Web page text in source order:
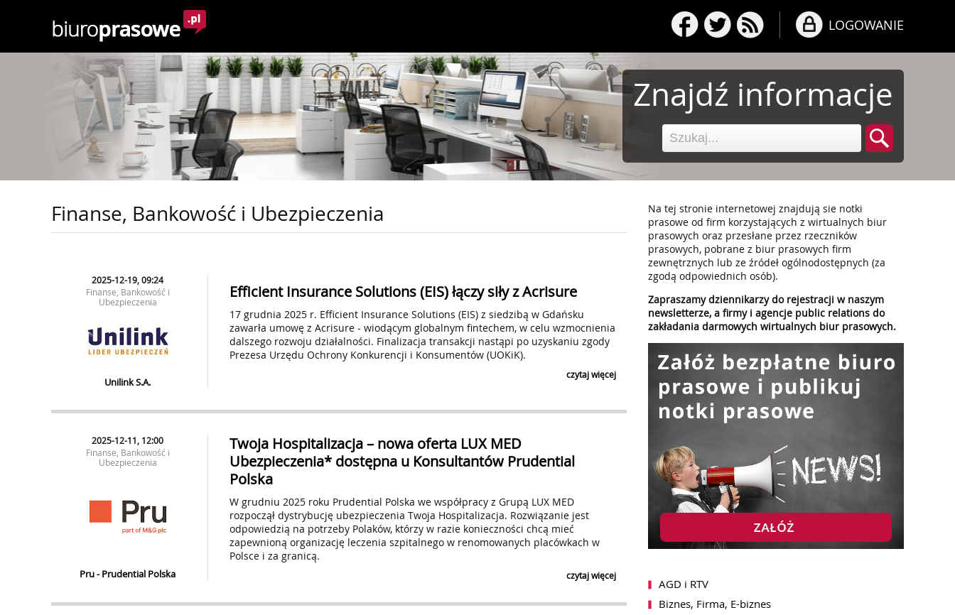
LOGOWANIE
Znajdź informacje
Finanse, Bankowość i Ubezpieczenia
2025-12-19, 09:24
Finanse, Bankowość i
Ubezpieczenia
Unilink S.A.
Efficient Insurance Solutions (EIS) łączy siły z Acrisure
17 grudnia 2025 r. Efficient Insurance Solutions (EIS) z siedzibą w Gdańsku
zawarła umowę z Acrisure - wiodącym globalnym fintechem, w celu wzmocnienia
dalszego rozwoju działalności. Finalizacja transakcji nastąpi po uzyskaniu zgody
Prezesa Urzędu Ochrony Konkurencji i Konsumentów (UOKiK).
czytaj więcej
2025-12-11, 12:00
Finanse, Bankowość i
Ubezpieczenia
Pru - Prudential Polska
Twoja Hospitalizacja – nowa oferta LUX MED
Ubezpieczenia* dostępna u Konsultantów Prudential
Polska
W grudniu 2025 roku Prudential Polska we współpracy z Grupą LUX MED
rozpoczął dystrybucję ubezpieczenia Twoja Hospitalizacja. Rozwiązanie jest
odpowiedzią na potrzeby Polaków, którzy w razie konieczności chcą mieć
zapewnioną organizację leczenia szpitalnego w renomowanych placówkach w
Polsce i za granicą.
czytaj więcej
Na tej stronie internetowej znajdują sie notki
prasowe od firm korzystających z wirtualnych biur
prasowych oraz przesłane przez rzeczników
prasowych, pobrane z biur prasowych firm
zewnętrznych lub ze źródeł ogólnodostępnych (za
zgodą odpowiednich osób).
Zapraszamy dziennikarzy do rejestracji w naszym
newsletterze, a firmy i agencje public relations do
zakładania darmowych wirtualnych biur prasowych.
AGD i RTV
Biznes, Firma, E-biznes